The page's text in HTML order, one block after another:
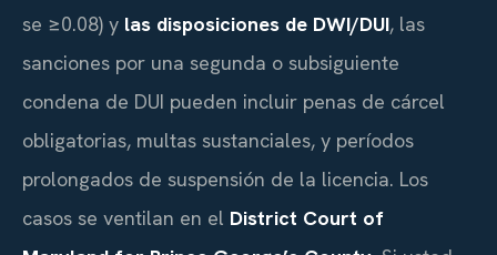
se ≥0.08) y las disposiciones de DWI/DUI, las
sanciones por una segunda o subsiguiente
condena de DUI pueden incluir penas de cárcel
obligatorias, multas sustanciales, y períodos
prolongados de suspensión de la licencia. Los
casos se ventilan en el District Court of